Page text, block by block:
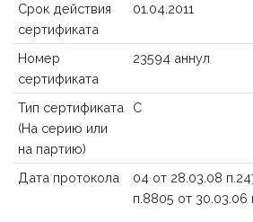
Срок действия
сертификата
01.04.2011
Номер
сертификата
23594 аннул
Тип сертификата
(На серию или
на партию)
С
Дата протокола
04 от 28.03.08
п.8805 от 30.03.06